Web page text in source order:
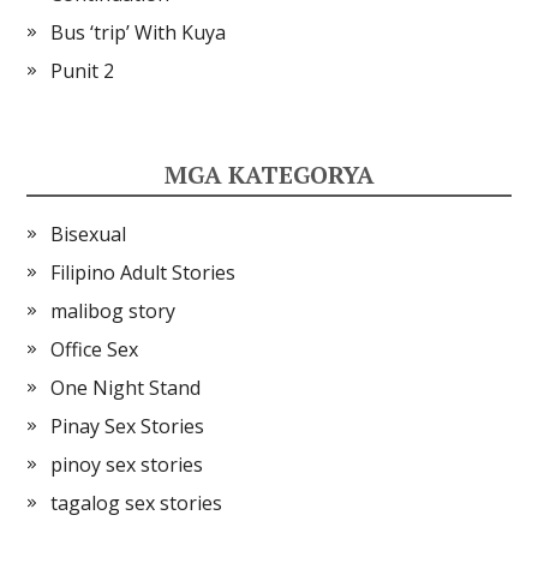
Bus ‘trip’ With Kuya
Punit 2
MGA KATEGORYA
Bisexual
Filipino Adult Stories
malibog story
Office Sex
One Night Stand
Pinay Sex Stories
pinoy sex stories
tagalog sex stories